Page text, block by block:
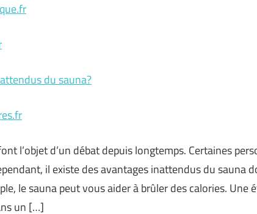
du sauna?
l’objet d’un débat depuis longtemps. Certaines
il existe des avantages inattendus du sauna
le sauna peut vous aider à brûler des calories. Une
un […]